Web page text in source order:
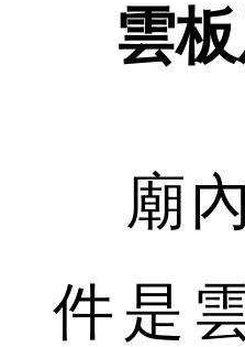
雲
廟內
件是